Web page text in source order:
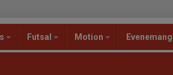
Futsal Motion Evenemang